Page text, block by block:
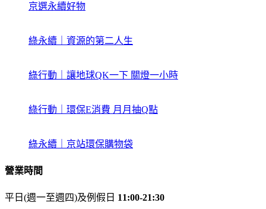
京選永續好物
綠永續｜資源的第二人生
綠行動｜讓地球QK一下 關燈一小時
綠行動｜環保E消費 月月抽Q點
綠永續｜京站環保購物袋
營業時間
平日(週一至週四)及例假日 11:00-21:30